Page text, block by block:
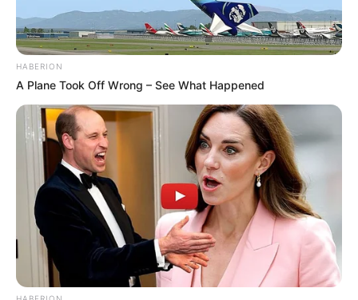
HABERION
A Plane Took Off Wrong – See What Happened